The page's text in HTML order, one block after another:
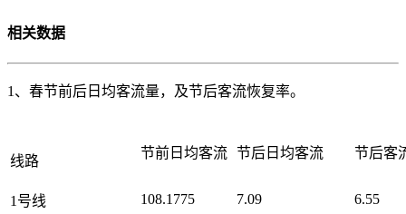
相关数据
1、春节前后日均客流量，及节后客流恢复率。
线路
节前日均客流 节后日均客流 节后客
1号线 108.1775 7.09
6.55